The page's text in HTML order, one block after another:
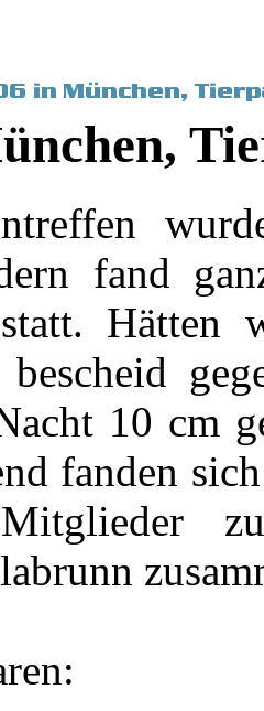
fand
Hätten
10 cm
fanden
Mitglieder